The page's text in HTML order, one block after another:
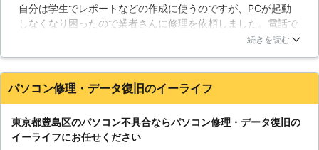
のサポートをすることもできます。
「わざわざ来てもらうのはちょっ
と……」「簡単な操作方法を教えて欲
しいだけなんだけど」というときに
は、気軽に依頼できるのでおすすめで
す。パソコンのことで分からないこと
があれば、まずは当店まで。ご連絡お
待ちしています。 ●パソコンが重
い！そんなときは再生サービスがおす
れても起動しない、画面が映らない、
USBポートが機能しないなど、様々な
パソコンのトラブルについて、原因を
ラブルを防ぐには】 パソコンのトラ
ブルが起きないようにするには、色々
とがあります。例えば、高温多湿の場
所に放置しないこと。パソコンは湿気
自分は学生でレポートなどの作成に使うのですが、PCが起動
しなくなり困ったので業者さんに修理を依頼しました。電話で
の対応は丁寧で、即日対応していただけるということでありが
をこなしていました。しかし修理自体は良かったのですがすこ
し高く感じました、はじめてPCを修理に出したので、他の会
たら安い方なのかもしれないです…），貧乏学生には痛い出費
です・・・ですが上にも書いてる通り修理の質は確かです。
続きを読む
パソコン修理・データ復旧のイーライフ
東京都豊島区のパソコン不具合ならパソコン修理・データ復旧の
イーライフにお任せください